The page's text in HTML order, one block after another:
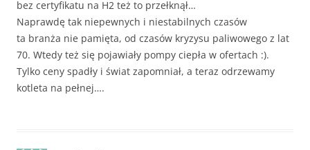
bez certyfikatu na H2 też to przełknął…
Naprawdę tak niepewnych i niestabilnych czasów
ta branża nie pamięta, od czasów kryzysu paliwowego z lat
70. Wtedy też się pojawiały pompy ciepła w ofertach :).
Tylko ceny spadły i świat zapomniał, a teraz odrzewamy
kotleta na pełnej….